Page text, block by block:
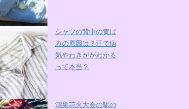
シャツの背中の黄ば
みの原因は？汗で病
気やわきががわかる
って本当？
鴻巣花火大会の駅の